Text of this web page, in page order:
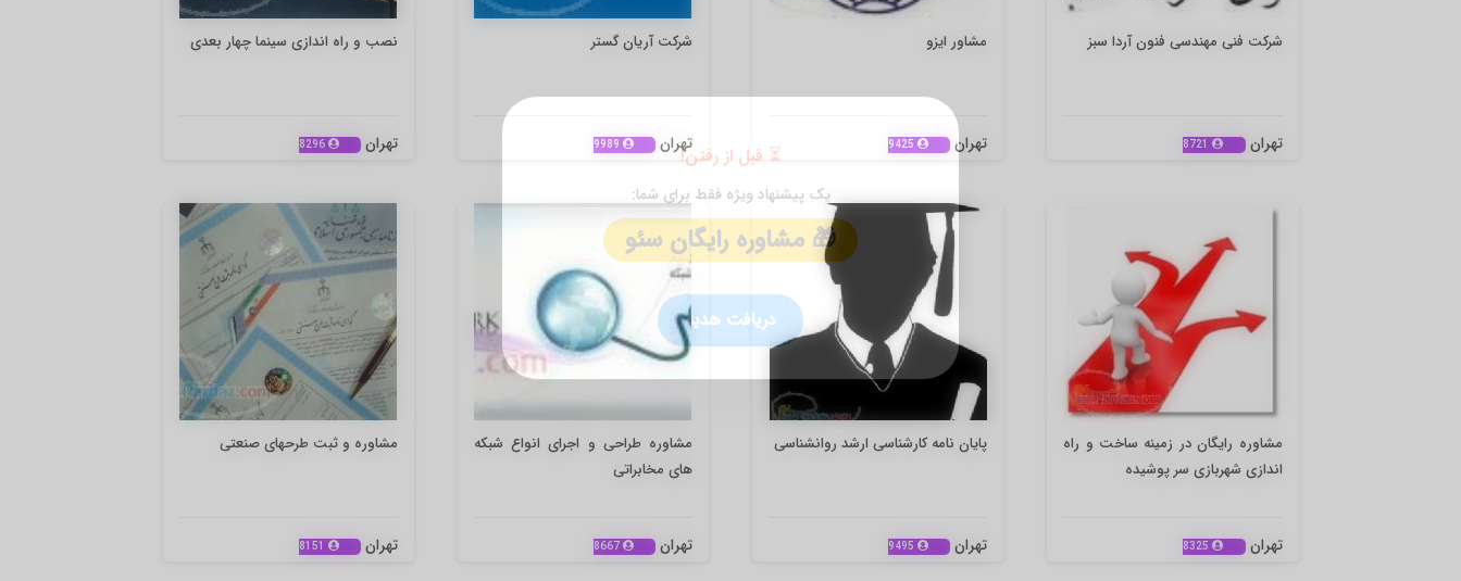
⏳ قبل از رفتن!
یک پیشنهاد ویژه فقط برای شما:
🎁 مشاوره رایگان سئو
دریافت هدیه
مشاوره و ثبت طرحهای صنعتی
تهران
مشاوره طراحی و اجرای انواع شبکه
های مخابراتی
تهران
پایان نامه کارشناسی ارشد روانشناسی
تهران 9495
مشاوره رایگان در زمینه ساخت و راه
اندازی شهربازی سر پوشیده
تهران 8325
نصب و راه اندازی سینما چهار بعدی
تهران 8296
شرکت آریان گستر
تهران
مشاور ایزو
تهران 9425
شرکت فنی مهندسی فنون آردا سبز
تهران 8721